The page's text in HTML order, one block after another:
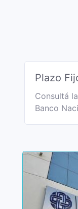
Plazo
Consultá
Banco